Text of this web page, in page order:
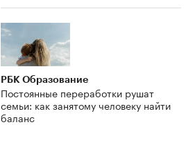
РБК Образование
Постоянные переработки рушат
семьи: как занятому человеку найти
баланс